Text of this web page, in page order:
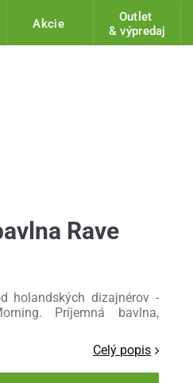
Akcie
Outlet
& výpredaj
Rave
holandských dizajnérov -
Príjemná bavlna,
Celý popis